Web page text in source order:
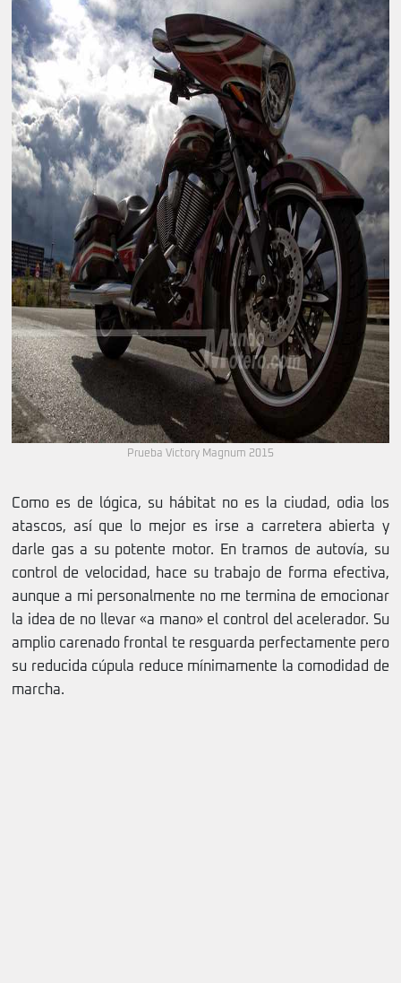
Prueba Victory Magnum 2015
Como es de lógica, su hábitat no es la ciudad, odia los
atascos, así que lo mejor es irse a carretera abierta y
darle gas a su potente motor. En tramos de autovía, su
control de velocidad, hace su trabajo de forma efectiva,
aunque a mi personalmente no me termina de emocionar
la idea de no llevar «a mano» el control del acelerador. Su
amplio carenado frontal te resguarda perfectamente pero
su reducida cúpula reduce mínimamente la comodidad de
marcha.